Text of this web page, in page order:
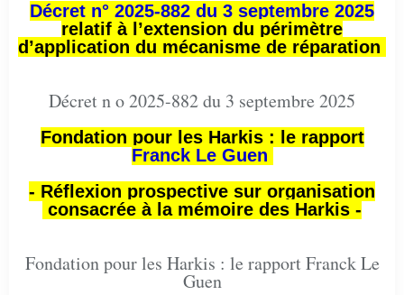
Décret n° 2025-882 du 3 septembre 2025
relatif à l’extension du périmètre
d’application du mécanisme de réparation
Décret n o 2025-882 du 3 septembre 2025
Fondation pour les Harkis : le rapport
Franck Le Guen
- Réflexion prospective sur organisation
consacrée à la mémoire des Harkis -
Fondation pour les Harkis : le rapport Franck Le
Guen